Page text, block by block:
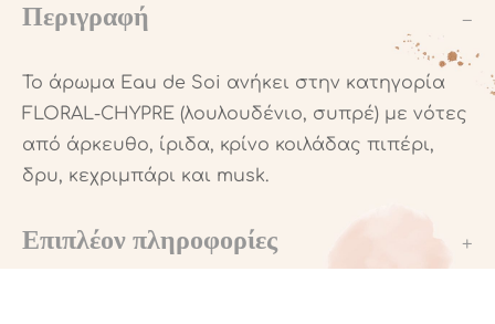
Περιγραφή
Το άρωμα Eau de Soi ανήκει στην κατηγορία
FLORAL-CHYPRE (λουλουδένιο, συπρέ) με νότες
από άρκευθο, ίριδα, κρίνο κοιλάδας πιπέρι,
δρυ, κεχριμπάρι και musk.
Επιπλέον πληροφορίες